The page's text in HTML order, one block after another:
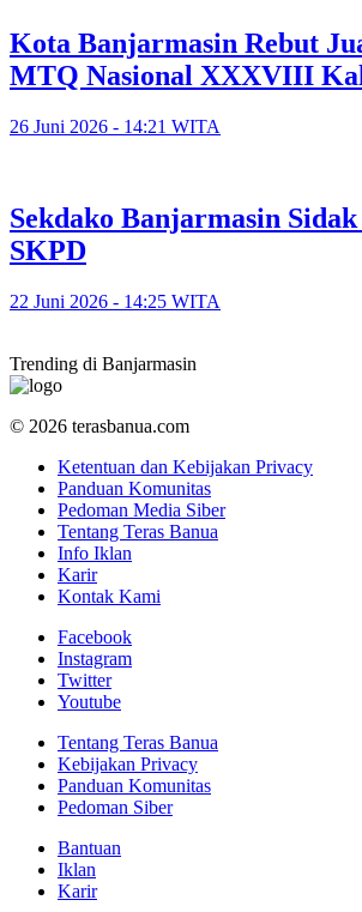
Kota Banjarmasin Rebut
MTQ Nasional XXXVIII
26 Juni 2026 - 14:21 WITA
Sekdako Banjarmasin
SKPD
22 Juni 2026 - 14:25 WITA
Trending di Banjarmasin
© 2026 terasbanua.com
Ketentuan dan Kebijakan Privacy
Panduan Komunitas
Pedoman Media Siber
Tentang Teras Banua
Info Iklan
Karir
Kontak Kami
Facebook
Instagram
Twitter
Youtube
Tentang Teras Banua
Kebijakan Privacy
Panduan Komunitas
Pedoman Siber
Bantuan
Iklan
Karir